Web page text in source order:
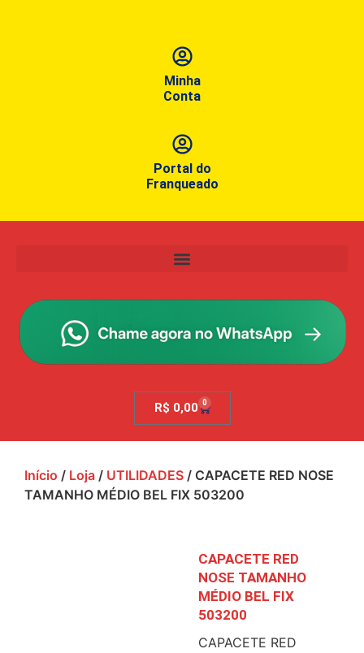
Minha
Conta
Portal do
Franqueado
R$ 0,00 0
Início / Loja / UTILIDADES / CAPACETE RED NOSE
TAMANHO MÉDIO BEL FIX 503200
CAPACETE RED
NOSE TAMANHO
MÉDIO BEL FIX
503200
CAPACETE RED